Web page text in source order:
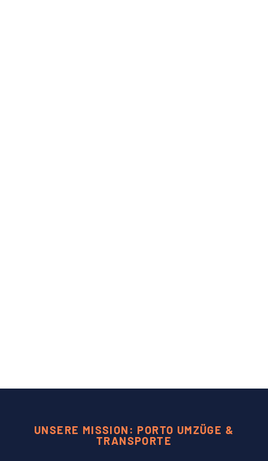
UNSERE MISSION: PORTO UMZÜGE &
TRANSPORTE